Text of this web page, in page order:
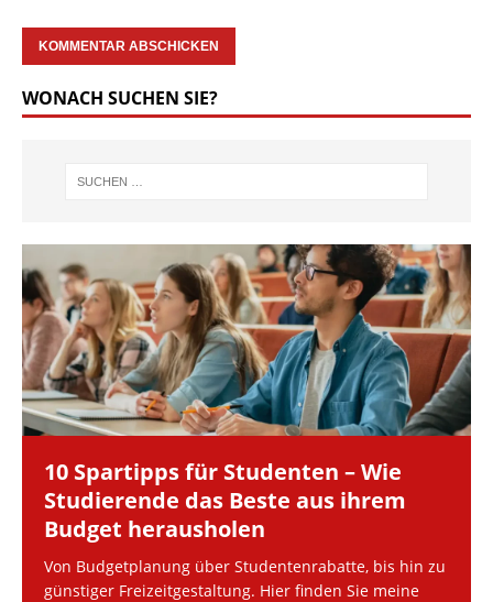
WONACH SUCHEN SIE?
10 Spartipps für Studenten – Wie
Studierende das Beste aus ihrem
Budget herausholen
Von Budgetplanung über Studentenrabatte, bis hin zu
günstiger Freizeitgestaltung. Hier finden Sie meine